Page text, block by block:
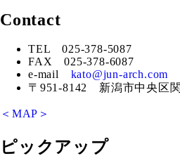
Contact
TEL 025-378-5087
FAX 025-378-6087
e-mail kato@jun-arch.com
〒951-8142 新潟市中央区
＜MAP＞
ピックアップ